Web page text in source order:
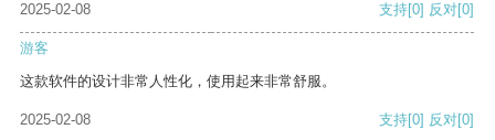
2025-02-08 支持[0] 反对[0]
游客
这款软件的设计非常人性化，使用起来非常舒服。
2025-02-08 支持[0] 反对[0]